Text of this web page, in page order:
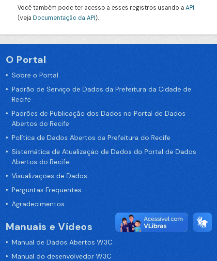
Você também pode ter acesso a esses registros usando a API
(veja Documentação da API).
O Portal
Sobre o Portal
Padrão de Serviço de Dados da Prefeitura da Cidade de
Recife
Padrões de Publicação dos Dados no Portal de Dados
Abertos do Recife
Política de Dados Abertos da Prefeitura do Recife
Sistemática de Atualização de Dados do Portal de Dados
Abertos do Recife
Visualizações de Dados
Perguntas Frequentes
Agradecimentos
Manuais e Vídeos
Manual de Dados Abertos W3C
Manual do desenvolvedor W3C